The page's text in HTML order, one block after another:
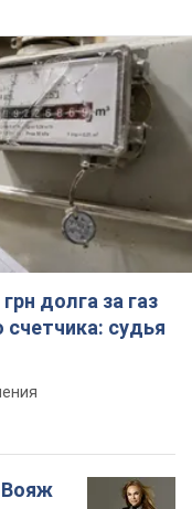
долга за газ
счетчика: судья
Вояж
даже